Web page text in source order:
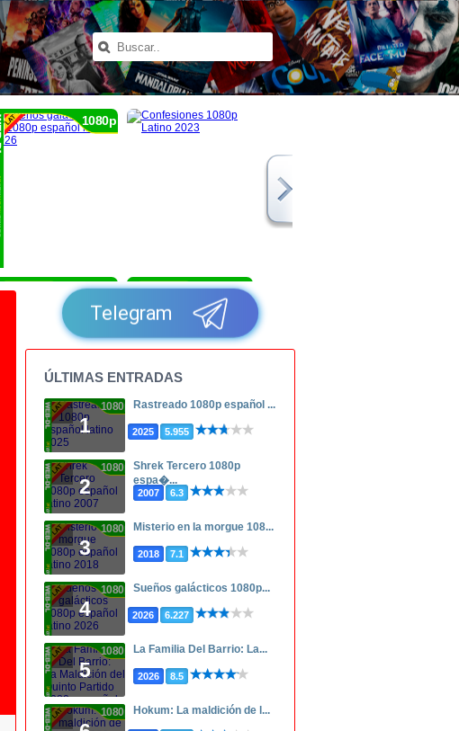
1080p
1080p 1080p
Telegram
ÚLTIMAS ENTRADAS
1
1080p Rastreado 1080p español ...
2025 5.955
2
1080p
Shrek Tercero 1080p
espa�...
2007 6.3
3
1080p Misterio en la morgue 108...
2018 7.1
4
1080p Sueños galácticos 1080p...
2026 6.227
5
1080p La Familia Del Barrio: La...
2026 8.5
1080p Hokum: La maldición de l...